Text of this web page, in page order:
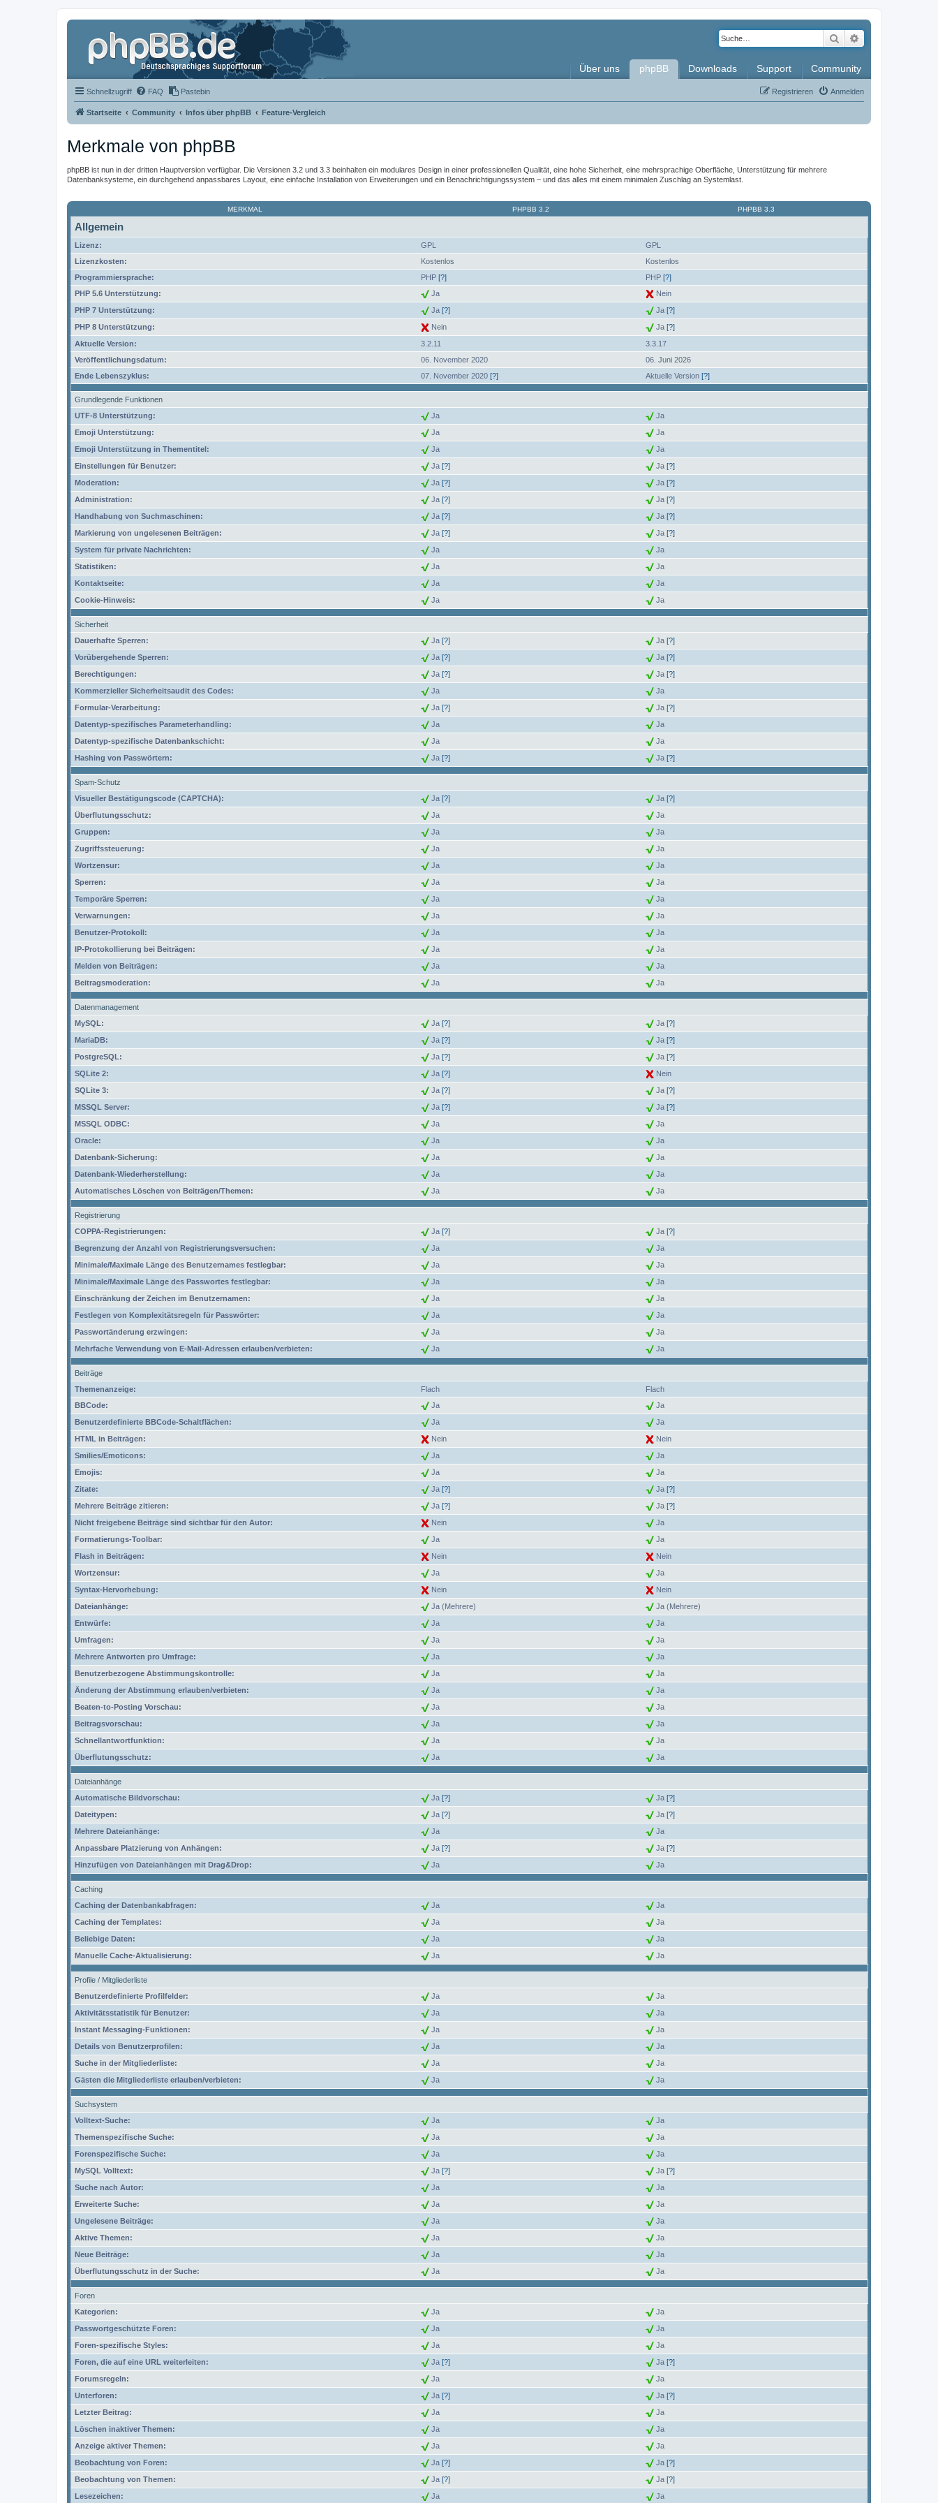
Suche
Über uns phpBB Downloads Support Community
Schnellzugriff FAQ Pastebin Anmelden
Registrieren
Startseite Community Infos über phpBB Feature-Vergleich
Merkmale von phpBB
phpBB ist nun in der dritten Hauptversion verfügbar. Die Versionen 3.2 und 3.3 beinhalten ein modulares Design in einer professionellen Qualität, eine hohe Sicherheit, eine mehrsprachige Oberfläche, Unterstützung für mehrere
Datenbanksysteme, ein durchgehend anpassbares Layout, eine einfache Installation von Erweiterungen und ein Benachrichtigungssystem – und das alles mit einem minimalen Zuschlag an Systemlast.
MERKMAL PHPBB 3.2 PHPBB 3.3
Allgemein
Lizenz: GPL
GPL
Lizenzkosten:
Kostenlos
Kostenlos
Programmiersprache:
PHP [?] PHP [?]
PHP 5.6 Unterstützung:
Ja
Nein
PHP 7 Unterstützung:
Ja [?] Ja [?]
PHP 8 Unterstützung:
Nein Ja [?]
Aktuelle Version:
3.2.11
3.3.17
Veröffentlichungsdatum:
06. November 2020
06. Juni 2026
Ende Lebenszyklus:
07. November 2020 [?] Aktuelle Version [?]
Grundlegende Funktionen
UTF-8 Unterstützung:
Ja
Ja
Emoji Unterstützung:
Ja
Ja
Emoji Unterstützung in Thementitel:
Ja
Ja
Einstellungen für Benutzer:
Ja [?] Ja [?]
Moderation:
Ja [?] Ja [?]
Administration:
Ja [?] Ja [?]
Handhabung von Suchmaschinen:
Ja [?] Ja [?]
Markierung von ungelesenen Beiträgen:
Ja [?] Ja [?]
System für private Nachrichten:
Ja
Ja
Statistiken:
Ja
Ja
Kontaktseite:
Ja
Ja
Cookie-Hinweis:
Ja Ja
Sicherheit
Dauerhafte Sperren:
Ja [?] Ja [?]
Vorübergehende Sperren:
Ja [?] Ja [?]
Berechtigungen:
Ja [?] Ja [?]
Kommerzieller Sicherheitsaudit des Codes:
Ja
Ja
Formular-Verarbeitung:
Ja [?] Ja [?]
Datentyp-spezifisches Parameterhandling:
Ja
Ja
Datentyp-spezifische Datenbankschicht:
Ja
Ja
Hashing von Passwörtern:
Ja [?] Ja [?]
Spam-Schutz
Visueller Bestätigungscode (CAPTCHA):
Ja [?] Ja [?]
Überflutungsschutz:
Ja
Ja
Gruppen:
Ja
Ja
Zugriffssteuerung:
Ja
Ja
Wortzensur:
Ja
Ja
Sperren:
Ja
Ja
Temporäre Sperren:
Ja
Ja
Verwarnungen:
Ja
Ja
Benutzer-Protokoll:
Ja
Ja
IP-Protokollierung bei Beiträgen:
Ja
Ja
Melden von Beiträgen:
Ja
Ja
Beitragsmoderation:
Ja Ja
Datenmanagement
MySQL:
Ja [?] Ja [?]
MariaDB:
Ja [?] Ja [?]
PostgreSQL:
Ja [?] Ja [?]
SQLite 2:
Ja [?]
Nein
SQLite 3:
Ja [?] Ja [?]
MSSQL Server:
Ja [?] Ja [?]
MSSQL ODBC:
Ja
Ja
Oracle:
Ja
Ja
Datenbank-Sicherung:
Ja
Ja
Datenbank-Wiederherstellung:
Ja
Ja
Automatisches Löschen von Beiträgen/Themen:
Ja Ja
Registrierung
COPPA-Registrierungen:
Ja [?] Ja [?]
Begrenzung der Anzahl von Registrierungsversuchen:
Ja
Ja
Minimale/Maximale Länge des Benutzernames festlegbar:
Ja
Ja
Minimale/Maximale Länge des Passwortes festlegbar:
Ja
Ja
Einschränkung der Zeichen im Benutzernamen:
Ja
Ja
Festlegen von Komplexitätsregeln für Passwörter:
Ja
Ja
Passwortänderung erzwingen:
Ja
Ja
Mehrfache Verwendung von E-Mail-Adressen erlauben/verbieten:
Ja Ja
Beiträge
Themenanzeige:
Flach
Flach
BBCode:
Ja
Ja
Benutzerdefinierte BBCode-Schaltflächen:
Ja
Ja
HTML in Beiträgen:
Nein
Nein
Smilies/Emoticons:
Ja
Ja
Emojis:
Ja
Ja
Zitate:
Ja [?] Ja [?]
Mehrere Beiträge zitieren:
Ja [?] Ja [?]
Nicht freigebene Beiträge sind sichtbar für den Autor:
Nein
Ja
Formatierungs-Toolbar:
Ja
Ja
Flash in Beiträgen:
Nein
Nein
Wortzensur:
Ja
Ja
Syntax-Hervorhebung:
Nein
Nein
Dateianhänge:
Ja (Mehrere)
Ja (Mehrere)
Entwürfe:
Ja
Ja
Umfragen:
Ja
Ja
Mehrere Antworten pro Umfrage:
Ja
Ja
Benutzerbezogene Abstimmungskontrolle:
Ja
Ja
Änderung der Abstimmung erlauben/verbieten:
Ja
Ja
Beaten-to-Posting Vorschau:
Ja
Ja
Beitragsvorschau:
Ja
Ja
Schnellantwortfunktion:
Ja
Ja
Überflutungsschutz:
Ja Ja
Dateianhänge
Automatische Bildvorschau:
Ja [?] Ja [?]
Dateitypen:
Ja [?] Ja [?]
Mehrere Dateianhänge:
Ja
Ja
Anpassbare Platzierung von Anhängen:
Ja [?] Ja [?]
Hinzufügen von Dateianhängen mit Drag&Drop:
Ja Ja
Caching
Caching der Datenbankabfragen:
Ja
Ja
Caching der Templates:
Ja
Ja
Beliebige Daten:
Ja
Ja
Manuelle Cache-Aktualisierung:
Ja Ja
Profile / Mitgliederliste
Benutzerdefinierte Profilfelder:
Ja
Ja
Aktivitätsstatistik für Benutzer:
Ja
Ja
Instant Messaging-Funktionen:
Ja
Ja
Details von Benutzerprofilen:
Ja
Ja
Suche in der Mitgliederliste:
Ja
Ja
Gästen die Mitgliederliste erlauben/verbieten:
Ja Ja
Suchsystem
Volltext-Suche:
Ja
Ja
Themenspezifische Suche:
Ja
Ja
Forenspezifische Suche:
Ja
Ja
MySQL Volltext:
Ja [?] Ja [?]
Suche nach Autor:
Ja
Ja
Erweiterte Suche:
Ja
Ja
Ungelesene Beiträge:
Ja
Ja
Aktive Themen:
Ja
Ja
Neue Beiträge:
Ja
Ja
Überflutungsschutz in der Suche:
Ja Ja
Foren
Kategorien:
Ja
Ja
Passwortgeschützte Foren:
Ja
Ja
Foren-spezifische Styles:
Ja
Ja
Foren, die auf eine URL weiterleiten:
Ja [?] Ja [?]
Forumsregeln:
Ja
Ja
Unterforen:
Ja [?] Ja [?]
Letzter Beitrag:
Ja
Ja
Löschen inaktiver Themen:
Ja
Ja
Anzeige aktiver Themen:
Ja
Ja
Beobachtung von Foren:
Ja [?] Ja [?]
Beobachtung von Themen:
Ja [?] Ja [?]
Lesezeichen:
Ja Ja